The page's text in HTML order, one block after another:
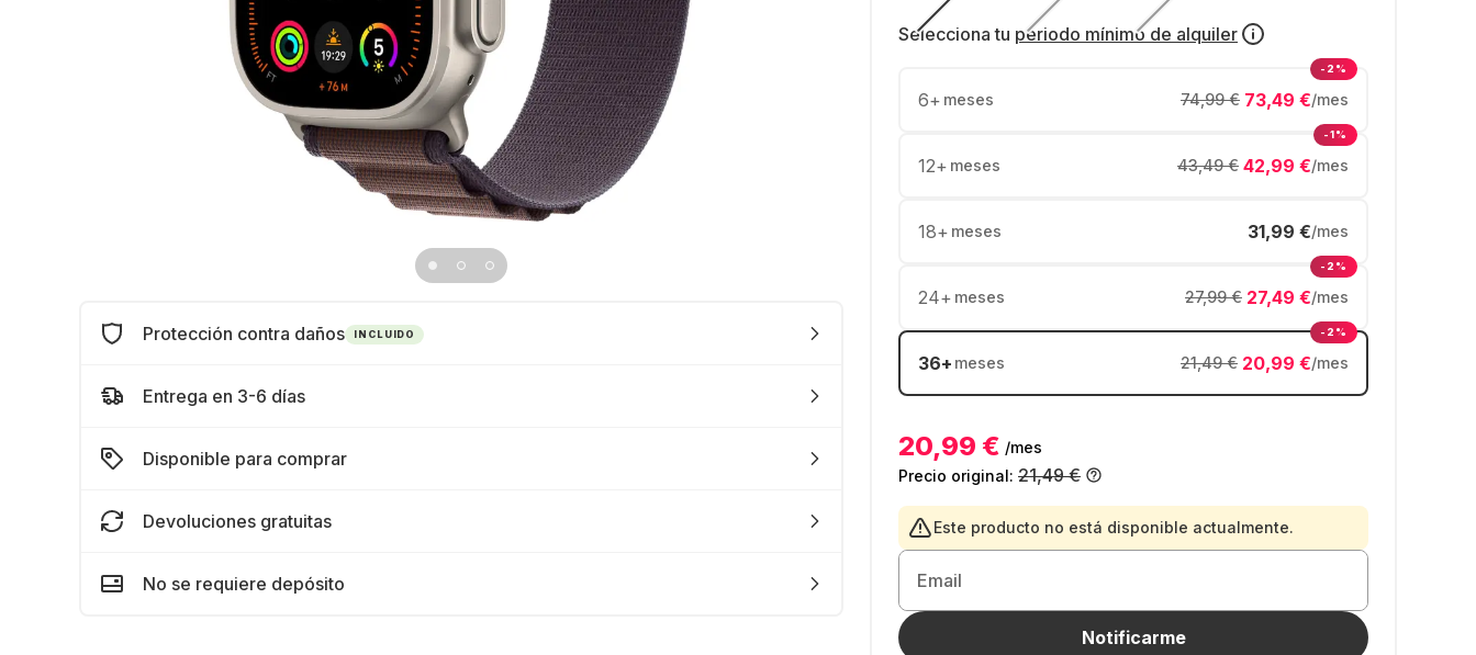
Selecciona tu periodo mínimo de alquiler
6+ meses 73,49 €/mes
74,99 €
-2%
12+ meses 42,99 €/mes
43,49 €
-1%
18+ meses 31,99 €/mes
24+ meses 27,49 €/mes
27,99 €
-2%
36+ meses 20,99 €/mes
21,49 €
-2%
20,99 € /mes
Precio original: 21,49 €
Este producto no está disponible actualmente.
Email
Notificarme
Protección contra daños INCLUIDO
Entrega en 3-6 días
Disponible para comprar
Devoluciones gratuitas
No se requiere depósito